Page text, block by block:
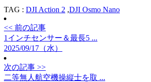
TAG : DJI Action 2 ,DJI Osmo Nano
<< 前の記事
1インチセンサー＆最長5 ...
2025/09/17（水）
次の記事 >>
二等無人航空機操縦士を取 ...